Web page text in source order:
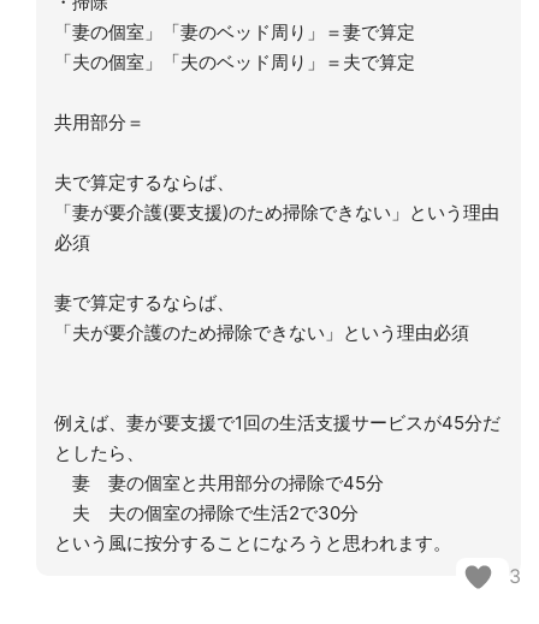
「妻の個室」「妻のベッド周り」＝妻で算定
「夫の個室」「夫のベッド周り」＝夫で算定
共用部分＝
夫で算定するならば、
「妻が要介護(要支援)のため掃除できない」という理由
必須
妻で算定するならば、
「夫が要介護のため掃除できない」という理由必須
例えば、妻が要支援で1回の生活支援サービスが45分だ
としたら、
妻 妻の個室と共用部分の掃除で45分
夫 夫の個室の掃除で生活2で30分
という風に按分することになろうと思われます。
3